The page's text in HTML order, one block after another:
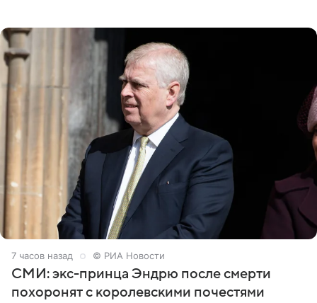
7 часов назад © РИА Новости
СМИ: экс-принца Эндрю после смерти
похоронят с королевскими почестями